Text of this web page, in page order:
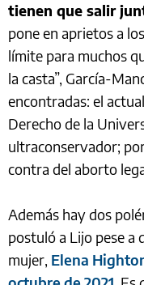
tienen que salir
pone en aprietos a
límite para muchos
la casta”, García-
encontradas: el
Derecho de la
ultraconservador;
contra del aborto
Además hay dos
postuló a Lijo pese a
mujer, Elena